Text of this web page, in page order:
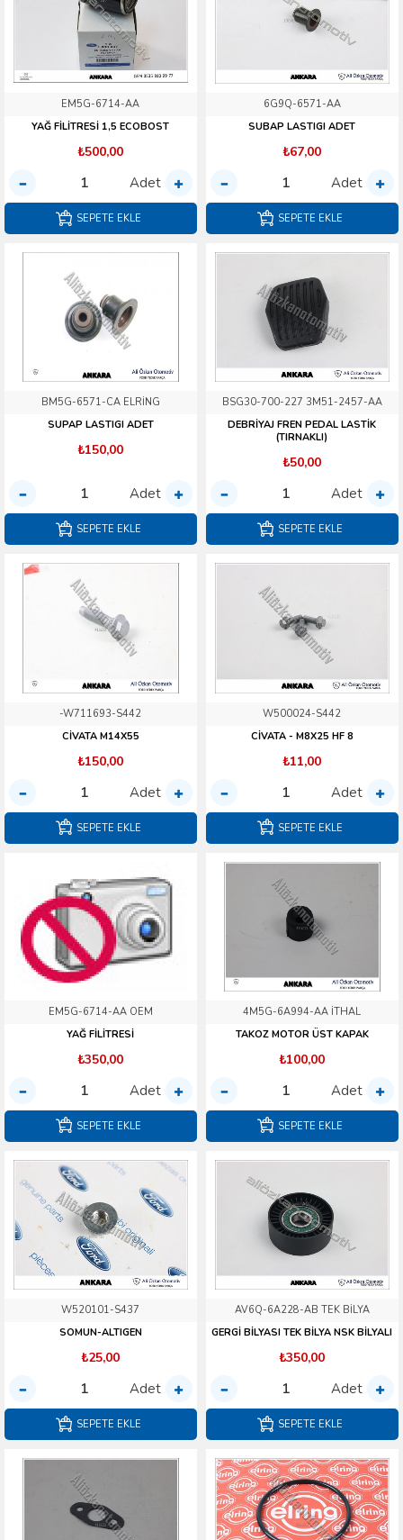
EM5G-6714-AA
YAĞ FİLİTRESİ 1,5 ECOBOST
₺500,00
Adet
SEPETE EKLE
6G9Q-6571-AA
SUBAP LASTIGI ADET
₺67,00
Adet
SEPETE EKLE
BM5G-6571-CA ELRİNG
SUPAP LASTIGI ADET
₺150,00
Adet
SEPETE EKLE
BSG30-700-227 3M51-2457-AA
DEBRİYAJ FREN PEDAL LASTİK
(TIRNAKLI)
₺50,00
Adet
SEPETE EKLE
-W711693-S442
CİVATA M14X55
₺150,00
Adet
SEPETE EKLE
W500024-S442
CİVATA - M8X25 HF 8
₺11,00
Adet
SEPETE EKLE
EM5G-6714-AA OEM
YAĞ FİLİTRESİ
₺350,00
Adet
SEPETE EKLE
4M5G-6A994-AA İTHAL
TAKOZ MOTOR ÜST KAPAK
₺100,00
Adet
SEPETE EKLE
W520101-S437
SOMUN-ALTIGEN
₺25,00
Adet
SEPETE EKLE
AV6Q-6A228-AB TEK BİLYA
GERGİ BİLYASI TEK BİLYA NSK BİLYALI
₺350,00
Adet
SEPETE EKLE